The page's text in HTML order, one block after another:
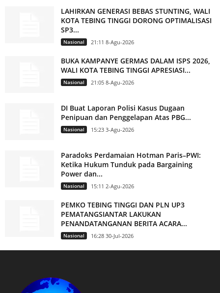
LAHIRKAN GENERASI BEBAS STUNTING, WALI
KOTA TEBING TINGGI DORONG OPTIMALISASI
SP3...
Nasional 21:11 8-Agu-2026
BUKA KAMPANYE GERMAS DALAM ISPS 2026,
WALI KOTA TEBING TINGGI APRESIASI...
Nasional 21:05 8-Agu-2026
DI Buat Laporan Polisi Kasus Dugaan
Penipuan dan Penggelapan Atas PBG...
Nasional 15:23 3-Agu-2026
Paradoks Perdamaian Hotman Paris–PWI:
Ketika Hukum Tunduk pada Bargaining
Power dan...
Nasional 15:11 2-Agu-2026
PEMKO TEBING TINGGI DAN PLN UP3
PEMATANGSIANTAR LAKUKAN
PENANDATANGANAN BERITA ACARA...
Nasional 16:28 30-Jul-2026